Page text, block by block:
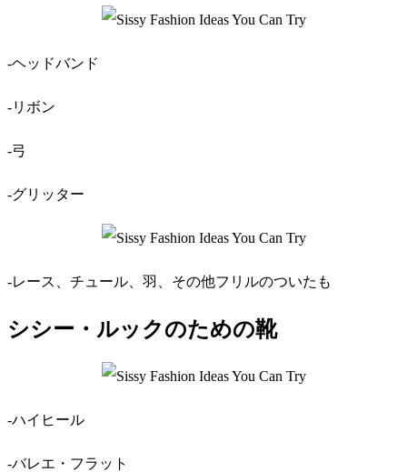
-ヘッドバンド
-リボン
-弓
-グリッター
-レース、チュール、羽、その他フリルのついたも
シシー・ルックのための靴
-ハイヒール
-バレエ・フラット